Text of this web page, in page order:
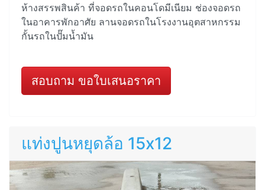
ห้างสรรพสินค้า ที่จอดรถในคอนโดมีเนียม ช่องจอดรถ
ในอาคารพักอาศัย ลานจอดรถในโรงงานอุตสาหกรรม
กั้นรถในปั๊มน้ำมัน
สอบถาม ขอใบเสนอราคา
แท่งปูนหยุดล้อ 15x12